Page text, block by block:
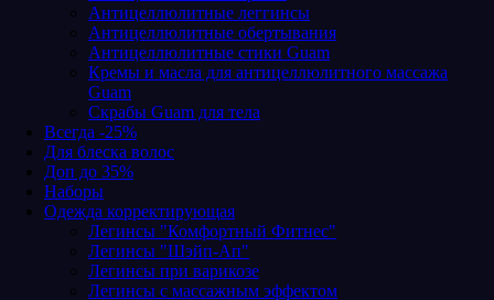
Антицеллюлитные леггинсы
Антицеллюлитные обертывания
Антицеллюлитные стики Guam
Кремы и масла для антицеллюлитного массажа
Guam
Скрабы Guam для тела
Всегда -25%
Для блеска волос
Доп до 35%
Наборы
Одежда корректирующая
Легинсы "Комфортный Фитнес"
Легинсы "Шэйп-Ап"
Легинсы при варикозе
Легинсы с массажным эффектом